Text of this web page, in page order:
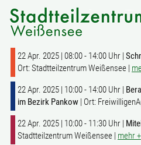
22 Apr. 2025 | 08:00 - 14:00 Uhr |
Ort: Stadtteilzentrum Weißensee |
22 Apr. 2025 | 10:00 - 14:00 Uhr |
im Bezirk Pankow | Ort:
22 Apr. 2025 | 10:00 - 11:30 Uhr |
Stadtteilzentrum Weißensee | mehr +